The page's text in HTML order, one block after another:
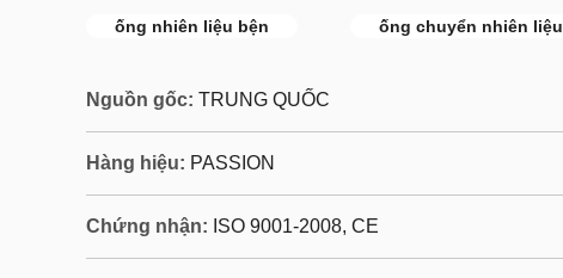
ống nhiên liệu bện ống chuyển nhiên liệu
Nguồn gốc: TRUNG QUỐC
Hàng hiệu: PASSION
Chứng nhận: ISO 9001-2008, CE